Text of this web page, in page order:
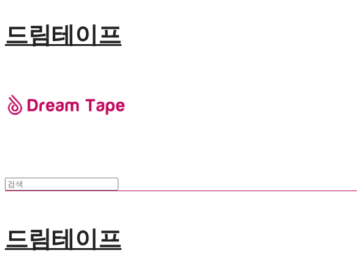
드림테이프
드림테이프